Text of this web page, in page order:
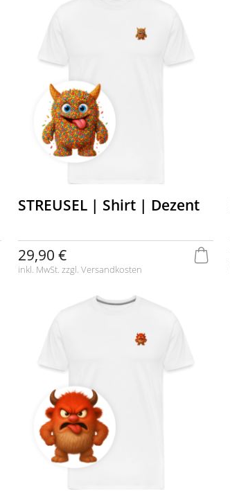
STREUSEL | Shirt | Dezent
29,90 €
inkl. MwSt. zzgl. Versandkosten